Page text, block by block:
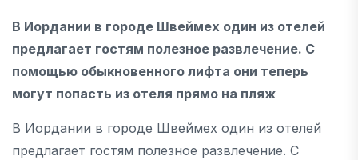
В Иордании в городе Швеймех один из отелей
предлагает гостям полезное развлечение. С
помощью обыкновенного лифта они теперь
могут попасть из отеля прямо на пляж
В Иордании в городе Швеймех один из отелей
предлагает гостям полезное развлечение. С